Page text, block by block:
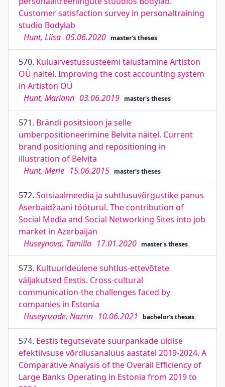
Customer satisfaction survey in personaltraining
studio Bodylab
Hunt, Liisa 05.06.2020 master's theses
570. Kuluarvestussüsteemi täiustamine Artiston
OÜ näitel. Improving the cost accounting system
in Artiston OÜ
Hunt, Mariann 03.06.2019 master's theses
571. Brändi positsioon ja selle
ümberpositioneerimine Belvita näitel. Current
brand positioning and repositioning in
illustration of Belvita
Hunt, Merle 15.06.2015 master's theses
572. Sotsiaalmeedia ja suhtlusuvõrgustike panus
Aserbaidžaani tööturul. The contribution of
Social Media and Social Networking Sites into job
market in Azerbaijan
Huseynova, Tamilla 17.01.2020 master's theses
573. Kultuurideülene suhtlus-ettevõtete
väljakutsed Eestis. Cross-cultural
communication-the challenges faced by
companies in Estonia
Huseynzade, Nazrin 10.06.2021 bachelor's theses
574. Eestis tegutsevate suurpankade üldise
efektiivsuse võrdlusanalüüs aastatel 2019-2024. A
Comparative Analysis of the Overall Efficiency of
Large Banks Operating in Estonia from 2019 to